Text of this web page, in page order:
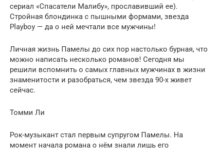
сериал «Спасатели Малибу», прославивший ее).
Стройная блондинка с пышными формами, звезда
Playboy — да о ней мечтали все мужчины!
Личная жизнь Памелы до сих пор настолько бурная, что
можно написать несколько романов! Сегодня мы
решили вспомнить о самых главных мужчинах в жизни
знаменитости и разобраться, чем звезда 90-х живет
сейчас.
Томми Ли
Рок-музыкант стал первым супругом Памелы. На
момент начала романа о нём знали лишь его